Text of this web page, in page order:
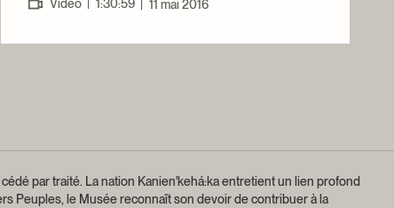
Vidéo 1:30:59 11 mai 2016
par traité. La nation Kanien'kehá:ka entretient un lien profond
Peuples, le Musée reconnaît son devoir de contribuer à la